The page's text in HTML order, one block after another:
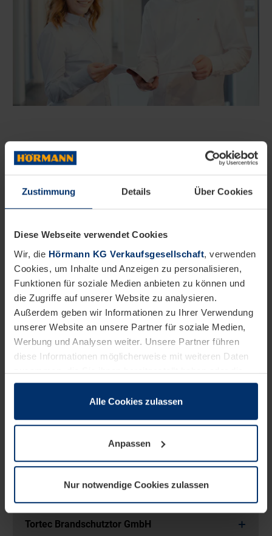
Zustimmung Details Über Cookies
Diese Webseite verwendet Cookies
Wir, die Hörmann KG Verkaufsgesellschaft, verwenden
Cookies, um Inhalte und Anzeigen zu personalisieren,
Funktionen für soziale Medien anbieten zu können und
die Zugriffe auf unserer Website zu analysieren.
Außerdem geben wir Informationen zu Ihrer Verwendung
unserer Website an unsere Partner für soziale Medien,
Werbung und Analysen weiter. Unsere Partner führen
diese Informationen möglicherweise mit weiteren Daten
zusammen, die Sie ihnen bereitgestellt haben oder die
sie im Rahmen Ihrer Nutzung der Dienste gesammelt
wenn diese für den Betrieb dieser Seite unbedingt
notwendig sind. Für alle anderen Cookie-Typen benötigen
wir Ihre Erlaubnis. Ihre Einwilligung können Sie jederzeit
Datenschutzerklärungunserer Website ändern oder
widerrufen.
Alle Cookies zulassen
Anpassen
Nur notwendige Cookies zulassen
Bereich:Gewerblich/Technisch
Wir bieten Praktikumsplätze in verschiedenen
Fachrichtungen an
Fachrichtung Elektrotechnik
Hörmann KG Antriebstechnik
Hörmann KG Brandis
Fachrichtung Maschinenbau
Hörmann KG Antriebstechnik
Hörmann KG Freisen
Tortec Brandschutztor GmbH